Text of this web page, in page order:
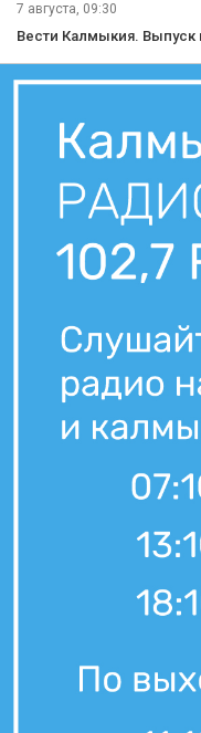
7 августа, 09:30
Вести Калмыкия. Выпуск